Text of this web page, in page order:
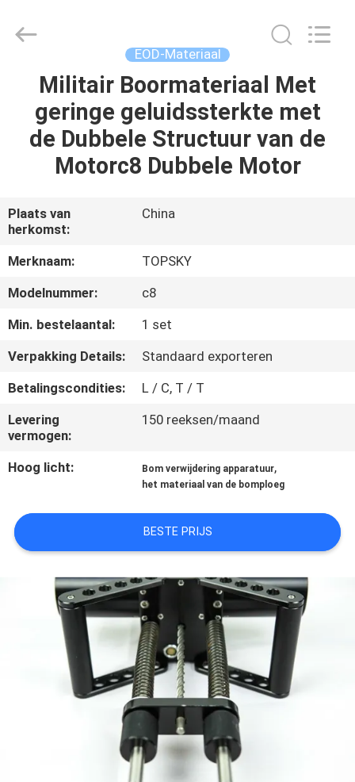
HUIS
PRODUCTEN
ONS
FABRIEKSREIS
KWALITEITSCONTROLE
CONTACTEER
ONS
VERZOEK
OM EEN
SITEMAP
PRIVACY
POLICY
Rights
EOD-Materiaal
Militair Boormateriaal Met
geringe geluidssterkte met
de Dubbele Structuur van de
Motorc8 Dubbele Motor
Plaats van
herkomst:
China
Merknaam:
TOPSKY
Modelnummer:
c8
Min. bestelaantal:
1 set
Verpakking Details:
Standaard exporteren
Betalingscondities:
L / C, T / T
Levering
vermogen:
150 reeksen/maand
Hoog licht: Bom verwijdering apparatuur,
het materiaal van de bomploeg
BESTE PRIJS